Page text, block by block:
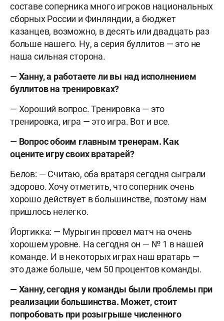
составе соперника много игроков национальных
сборных России и Финляндии, а бюджет
казанцев, возможно, в десять или двадцать раз
больше нашего. Ну, а серия буллитов — это не
наша сильная сторона.
— Ханну, а работаете ли вы над исполнением
буллитов на тренировках?
— Хороший вопрос. Тренировка — это
тренировка, игра — это игра. Вот и все.
— Вопрос обоим главным тренерам. Как
оцените игру своих вратарей?
Белов: — Считаю, оба вратаря сегодня сыграли
здорово. Хочу отметить, что соперник очень
хорошо действует в большинстве, поэтому нам
пришлось нелегко.
Йортикка: — Мурыгин провел матч на очень
хорошем уровне. На сегодня он — № 1 в нашей
команде. И в некоторых играх наш вратарь —
это даже больше, чем 50 процентов команды.
— Ханну, сегодня у команды были проблемы при
реализации большинства. Может, стоит
попробовать при розыгрыше численного